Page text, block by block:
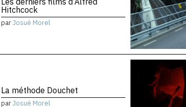
Hitchcock
parJosué Morel
La méthode Douchet
parJosué Morel